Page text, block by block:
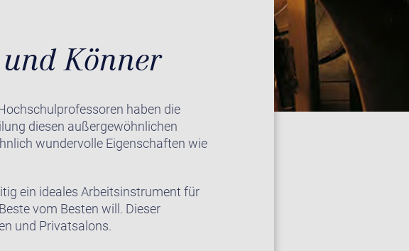
Könner
haben die
diesen außergewöhnlichen
wundervolle Eigenschaften wie
ein ideales Arbeitsinstrument für
vom Besten will. Dieser
und Privatsalons.